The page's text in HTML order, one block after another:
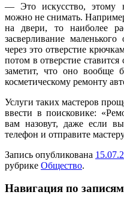
— Это искусство, этому
можно не снимать.
на двери, то наиболее
засверливание
через это отверстие
потом в отверстие
заметит, что оно вообще
косметическому ремонту
Услуги таких мастеров
ввести в поисковике:
вам назовут, даже если
телефон и отправите
Запись опубликована
рубрике Общество.
Навигация по записям